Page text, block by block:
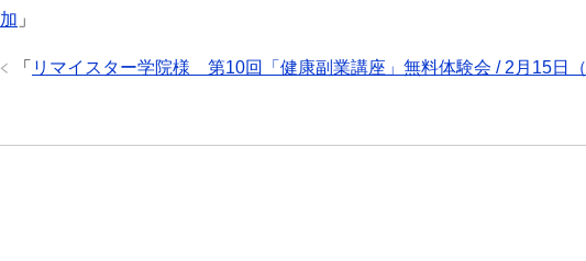
加 」
「 リマイスター学院様 第10回「健康副業講座」無料体験会 / 2月15日